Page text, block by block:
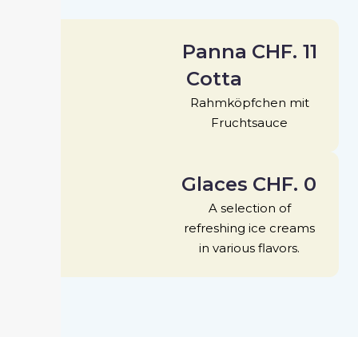
Panna
Cotta
CHF. 11
Rahmköpfchen mit
Fruchtsauce
Glaces CHF. 0
A selection of
refreshing ice creams
in various flavors.